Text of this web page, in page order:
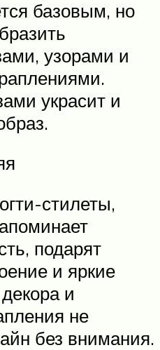
базовым, но
узорами и
украсит и
стилеты,
подарят
и яркие
и
не
без внимания.